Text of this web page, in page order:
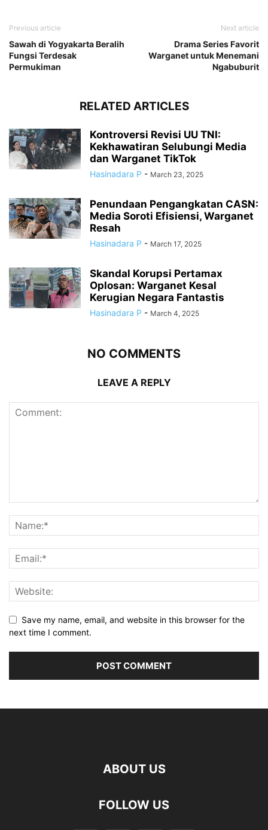
Previous article
Sawah di Yogyakarta Beralih
Fungsi Terdesak
Permukiman
Next article
Drama Series Favorit
Warganet untuk Menemani
Ngabuburit
RELATED ARTICLES
Kontroversi Revisi UU TNI:
Kekhawatiran Selubungi Media
dan Warganet TikTok
Hasinadara P - March 23, 2025
Penundaan Pengangkatan CASN:
Media Soroti Efisiensi, Warganet
Resah
Hasinadara P - March 17, 2025
Skandal Korupsi Pertamax
Oplosan: Warganet Kesal
Kerugian Negara Fantastis
Hasinadara P - March 4, 2025
NO COMMENTS
LEAVE A REPLY
Save my name, email, and website in this browser for the
next time I comment.
ABOUT US
FOLLOW US